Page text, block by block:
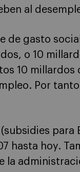
al
de gasto
o 10
10 millardos
Por
para
hasta hoy.
la